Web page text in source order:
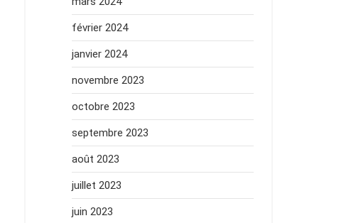
février 2024
janvier 2024
novembre 2023
octobre 2023
septembre 2023
août 2023
juillet 2023
juin 2023